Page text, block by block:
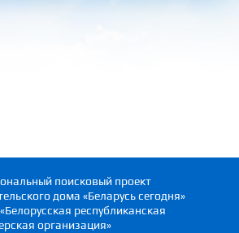
поисковый проект
дома «Беларусь сегодня»
республиканская
организация»